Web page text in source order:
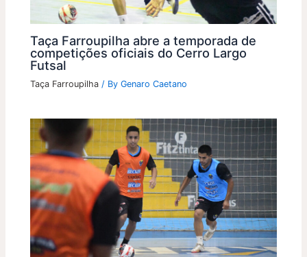
Taça Farroupilha abre a temporada de
competições oficiais do Cerro Largo
Futsal
Taça Farroupilha / ByGenaro Caetano